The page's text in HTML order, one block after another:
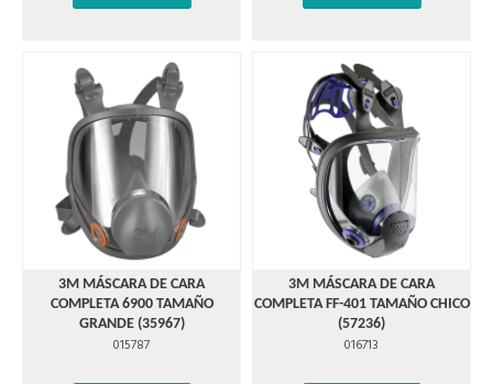
3M MÁSCARA DE CARA
COMPLETA 6900 TAMAÑO
GRANDE (35967)
015787
3M MÁSCARA DE CARA
COMPLETA FF-401 TAMAÑO CHICO
(57236)
016713